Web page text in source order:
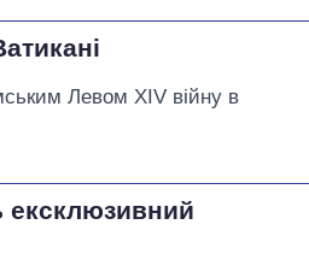
Левом XIV війну в
ексклюзивний